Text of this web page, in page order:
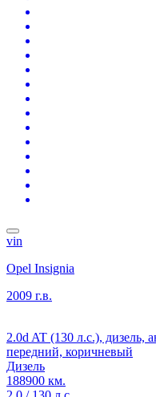
vin
Opel Insignia
2009 г.в.
2.0d AT (130 л.с.), дизель,
передний, коричневый
Дизель
188900 км.